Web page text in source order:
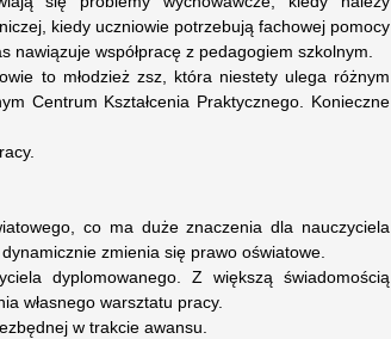
kiedy uczniowie potrzebują fachowej pomocy
nawiązuje współpracę z pedagogiem szkolnym.
to młodzież zsz, która niestety ulega różnym
Centrum Kształcenia Praktycznego. Konieczne
co ma duże znaczenia dla nauczyciela
zmienia się prawo oświatowe.
dyplomowanego. Z większą świadomością
własnego warsztatu pracy.
w trakcie awansu.